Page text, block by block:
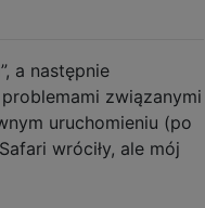
a następnie
związanymi
uruchomieniu (po
wróciły, ale mój